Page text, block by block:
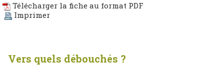
Télécharger la fiche au format PDF
Imprimer
Vers quels débouchés ?